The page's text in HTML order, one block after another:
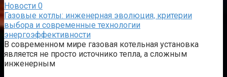
Новости 0
Газовые котлы: инженерная эволюция, критерии
выбора и современные технологии
энергоэффективности
В современном мире газовая котельная установка
является не просто источнико тепла, а сложным
инженерным